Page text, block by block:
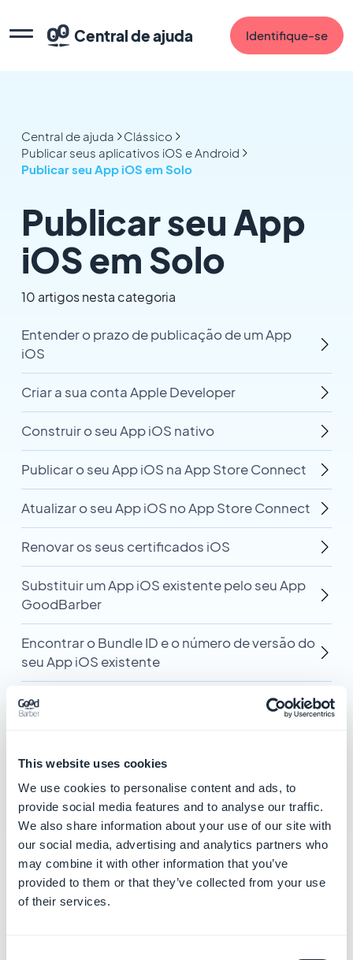
This website uses cookies
We use cookies to personalise content and ads, to
provide social media features and to analyse our traffic.
We also share information about your use of our site with
our social media, advertising and analytics partners who
may combine it with other information that you’ve
provided to them or that they’ve collected from your use
of their services.
Central de ajuda Identifique-se
Central de ajuda
Clássico
Publicar seus aplicativos iOS e Android
Publicar seu App iOS em Solo
Publicar seu App
iOS em Solo
10 artigos nesta categoria
Entender o prazo de publicação de um App
iOS
Criar a sua conta Apple Developer
Construir o seu App iOS nativo
Publicar o seu App iOS na App Store Connect
Atualizar o seu App iOS no App Store Connect
Renovar os seus certificados iOS
Substituir um App iOS existente pelo seu App
GoodBarber
Encontrar o Bundle ID e o número de versão do
seu App iOS existente
Distribuir o seu App iOS como um Custom App
App iOS
Categorias
relacionadas